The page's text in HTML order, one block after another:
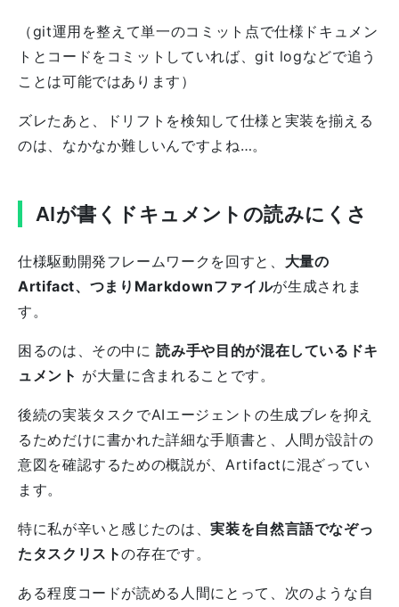
（git運用を整えて単一のコミット点で仕様ドキュメン
トとコードをコミットしていれば、git logなどで追う
ことは可能ではあります）
ズレたあと、ドリフトを検知して仕様と実装を揃える
のは、なかなか難しいんですよね…。
AIが書くドキュメントの読みにくさ
仕様駆動開発フレームワークを回すと、 大量の
Artifact、つまりMarkdownファイルが生成されま
す。
困るのは、その中に読み手や目的が混在しているドキ
ュメント が大量に含まれることです。
後続の実装タスクでAIエージェントの生成ブレを抑え
るためだけに書かれた詳細な手順書と、人間が設計の
意図を確認するための概説が、Artifactに混ざってい
ます。
特に私が辛いと感じたのは、実装を自然言語でなぞっ
たタスクリストの存在です。
ある程度コードが読める人間にとって、次のような自